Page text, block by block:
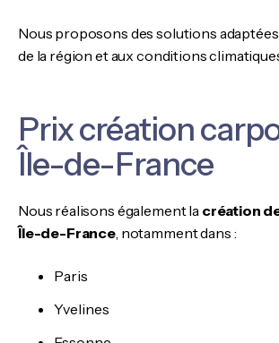
Nous proposons des solutions
de la région et aux conditions
Prix création
Île-de-France
Nous réalisons également la création
Île-de-France, notamment dans :
Paris
Yvelines